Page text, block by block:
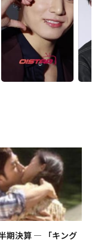
期決算 ― 「キング